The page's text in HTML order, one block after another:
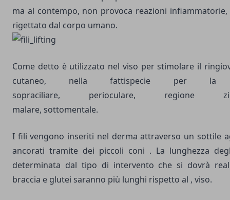
ma al contempo, non provoca reazioni infiammatorie,
rigettato dal corpo umano.
Come detto è utilizzato nel viso per stimolare il
cutaneo, nella fattispecie per la
sopraciliare, perioculare, regione
malare, sottomentale.
I fili vengono inseriti nel derma attraverso un sottile
ancorati tramite dei piccoli coni . La lunghezza
determinata dal tipo di intervento che si dovrà
braccia e glutei saranno più lunghi rispetto al , viso.